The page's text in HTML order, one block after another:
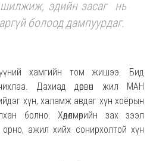
шилжиж, эдийн засаг нь
болоод дампуурдаг.
хамгийн том жишээ. Бид
Дахиад дөрвөн жил МАН
хүн, халамж авдаг хүн хоёрын
болно. Хөдөлмөрийн зах зээл
ажил хийх сонирхолтой хүн